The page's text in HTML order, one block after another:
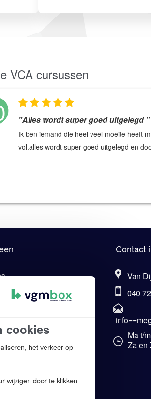
VCA cursussen
"Alles wordt super goed uitgelegd "
Ik ben iemand die heel veel moeite heeft
vol.alles wordt super goed uitgelegd en
van Kader Group
voorwaarden
persoonsgegevens
Contact
Van
040
Ma t/
Za en
cookies
het verkeer op
wijzigen door te klikken